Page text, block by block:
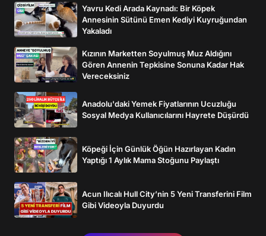
Yavru Kedi Arada Kaynadı: Bir Köpek
Annesinin Sütünü Emen Kediyi Kuyruğundan
Yakaladı
Kızının Marketten Soyulmuş Muz Aldığını
Gören Annenin Tepkisine Sonuna Kadar Hak
Vereceksiniz
Anadolu'daki Yemek Fiyatlarının Ucuzluğu
Sosyal Medya Kullanıcılarını Hayrete Düşürdü
Köpeği İçin Günlük Öğün Hazırlayan Kadın
Yaptığı 1 Aylık Mama Stoğunu Paylaştı
Acun Ilıcalı Hull City’nin 5 Yeni Transferini Film
Gibi Videoyla Duyurdu